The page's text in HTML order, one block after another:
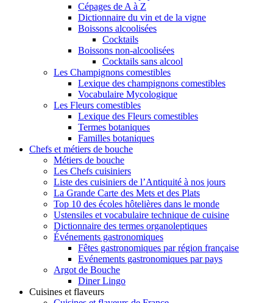
Cépages de A à Z
Dictionnaire du vin et de la vigne
Boissons alcoolisées
Cocktails
Boissons non-alcoolisées
Cocktails sans alcool
Les Champignons comestibles
Lexique des champignons comestibles
Vocabulaire Mycologique
Les Fleurs comestibles
Lexique des Fleurs comestibles
Termes botaniques
Familles botaniques
Chefs et métiers de bouche
Métiers de bouche
Les Chefs cuisiniers
Liste des cuisiniers de l’Antiquité à nos jours
La Grande Carte des Mets et des Plats
Top 10 des écoles hôtelières dans le monde
Ustensiles et vocabulaire technique de cuisine
Dictionnaire des termes organoleptiques
Événements gastronomiques
Fêtes gastronomiques par région française
Evénements gastronomiques par pays
Argot de Bouche
Diner Lingo
Cuisines et flaveurs